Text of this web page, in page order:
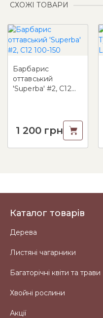
СХОЖІ ТОВАРИ
Барбарис
оттавський
'Superba' #2, С12
1 200 грн
Каталог товарів
Дерева
Листяні чагарники
Багаторічні квіти та трави
Хвойні рослини
Акції